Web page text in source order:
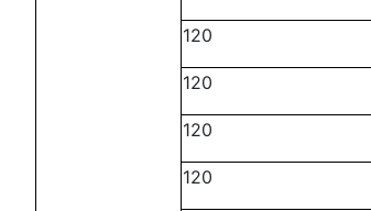
120
120
120
120